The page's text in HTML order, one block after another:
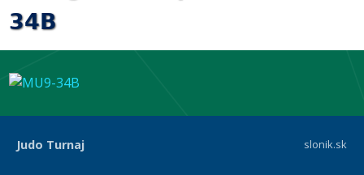
34B
Judo Turnaj slonik.sk